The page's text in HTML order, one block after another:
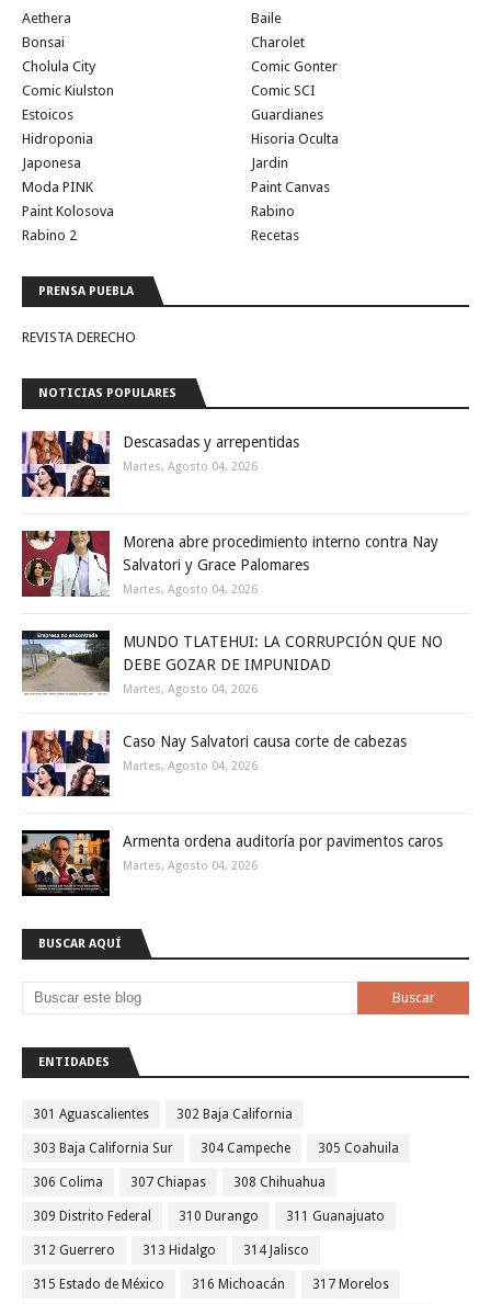
Aethera
Baile
Bonsai
Charolet
Cholula City
Comic Gonter
Comic Kiulston
Comic SCI
Estoicos
Guardianes
Hidroponia
Hisoria Oculta
Japonesa
Jardin
Moda PINK
Paint Canvas
Paint Kolosova
Rabino
Rabino 2
Recetas
PRENSA PUEBLA
REVISTA DERECHO
NOTICIAS POPULARES
Descasadas y arrepentidas
Martes, Agosto 04, 2026
Morena abre procedimiento interno contra Nay
Salvatori y Grace Palomares
Martes, Agosto 04, 2026
MUNDO TLATEHUI: LA CORRUPCIÓN QUE NO
DEBE GOZAR DE IMPUNIDAD
Martes, Agosto 04, 2026
Caso Nay Salvatori causa corte de cabezas
Martes, Agosto 04, 2026
Armenta ordena auditoría por pavimentos caros
Martes, Agosto 04, 2026
BUSCAR AQUÍ
ENTIDADES
301 Aguascalientes 302 Baja California
303 Baja California Sur 304 Campeche 305 Coahuila
306 Colima 307 Chiapas 308 Chihuahua
309 Distrito Federal 310 Durango 311 Guanajuato
312 Guerrero 313 Hidalgo 314 Jalisco
315 Estado de México 316 Michoacán 317 Morelos